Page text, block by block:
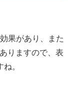
果があり、また
りますので、表
。